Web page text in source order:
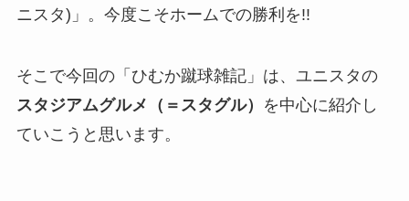
ニスタ)」。今度こそホームでの勝利を!!
そこで今回の「ひむか蹴球雑記」は、ユニスタの
スタジアムグルメ（＝スタグル）
を中心に紹介し
ていこうと思います。